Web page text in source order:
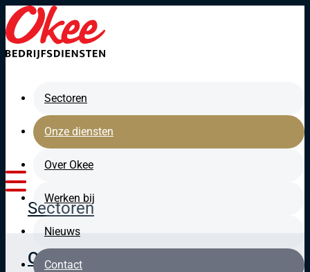
Direct naar de hoofdinhoud
Sectoren
Onze diensten
Over Okee
Werken bij
Nieuws
Contact
Sectoren
Onze diensten